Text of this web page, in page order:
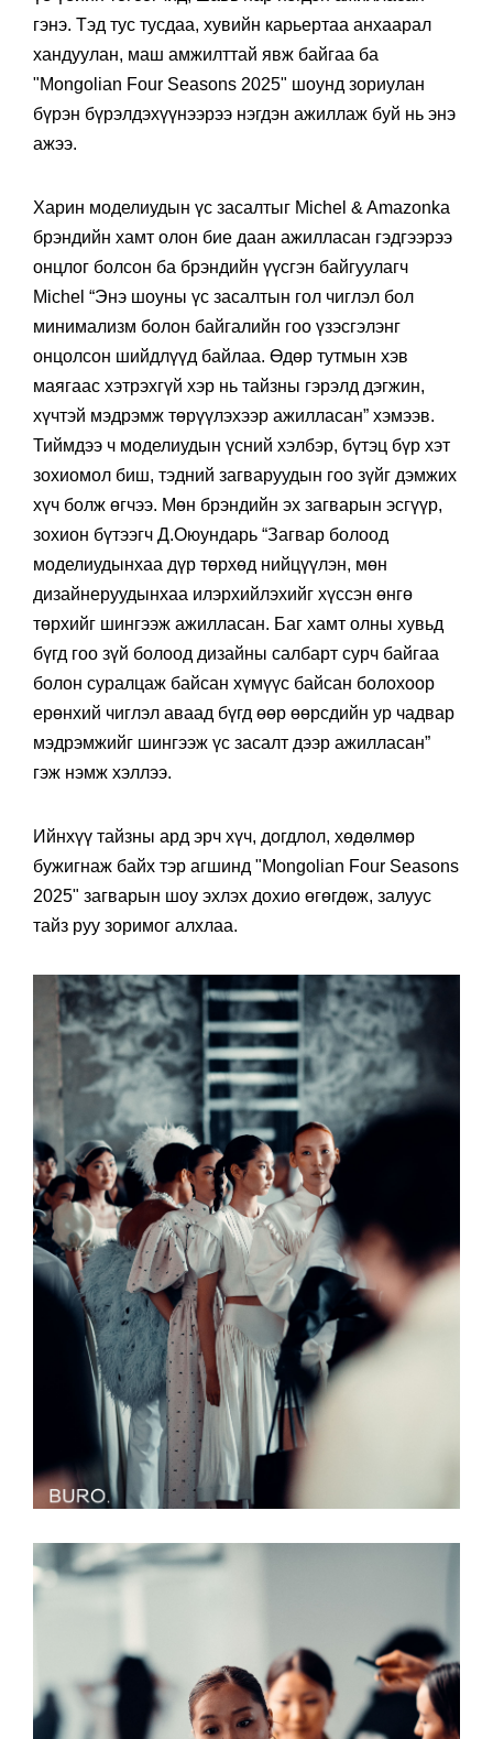
гэнэ. Тэд тус тусдаа, хувийн карьертаа анхаарал
хандуулан, маш амжилттай явж байгаа ба
"Mongolian Four Seasons 2025" шоунд зориулан
бүрэн бүрэлдэхүүнээрээ нэгдэн ажиллаж буй нь энэ
ажээ.
Харин моделиудын үс засалтыг Michel & Amazonka
брэндийн хамт олон бие даан ажилласан гэдгээрээ
онцлог болсон ба брэндийн үүсгэн байгуулагч
Michel “Энэ шоуны үс засалтын гол чиглэл бол
минимализм болон байгалийн гоо үзэсгэлэнг
онцолсон шийдлүүд байлаа. Өдөр тутмын хэв
маягаас хэтрэхгүй хэр нь тайзны гэрэлд дэгжин,
хүчтэй мэдрэмж төрүүлэхээр ажилласан” хэмээв.
Тиймдээ ч моделиудын үсний хэлбэр, бүтэц бүр хэт
зохиомол биш, тэдний загваруудын гоо зүйг дэмжих
хүч болж өгчээ. Мөн брэндийн эх загварын эсгүүр,
зохион бүтээгч Д.Оюундарь “Загвар болоод
моделиудынхаа дүр төрхөд нийцүүлэн, мөн
дизайнеруудынхаа илэрхийлэхийг хүссэн өнгө
төрхийг шингээж ажилласан. Баг хамт олны хувьд
бүгд гоо зүй болоод дизайны салбарт сурч байгаа
болон суралцаж байсан хүмүүс байсан болохоор
ерөнхий чиглэл аваад бүгд өөр өөрсдийн ур чадвар
мэдрэмжийг шингээж үс засалт дээр ажилласан”
гэж нэмж хэллээ.
Ийнхүү тайзны ард эрч хүч, догдлол, хөдөлмөр
бужигнаж байх тэр агшинд "Mongolian Four Seasons
2025" загварын шоу эхлэх дохио өгөгдөж, залуус
тайз руу зоримог алхлаа.